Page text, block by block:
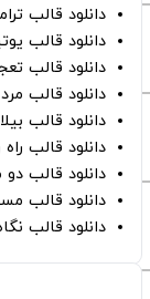
دانلود قالب
دانلود قالب
دانلود قالب
دانلود قالب
دانلود قالب
دانلود قالب راه رفتن
دانلود قالب
دانلود قالب
دانلود قالب